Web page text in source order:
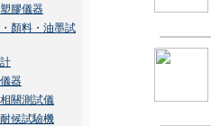
膠儀器
顏料・油墨試
器
關測試儀
候試驗機